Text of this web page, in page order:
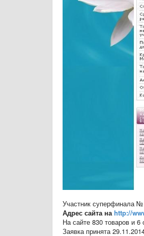
Участник суперфинала
Адрес сайта наhttp://
На сайте 830 товаров и
Заявка принята